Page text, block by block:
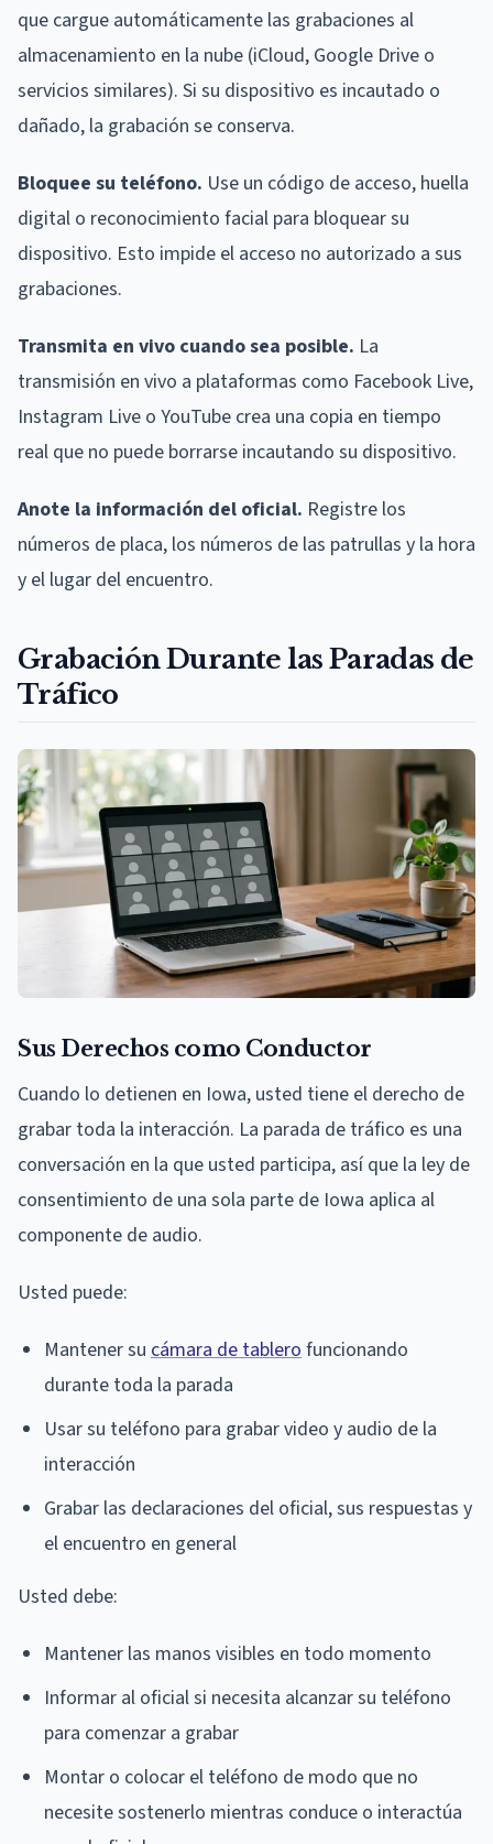
que cargue automáticamente las grabaciones al
almacenamiento en la nube (iCloud, Google Drive o
servicios similares). Si su dispositivo es incautado o
dañado, la grabación se conserva.
Bloquee su teléfono. Use un código de acceso, huella
digital o reconocimiento facial para bloquear su
dispositivo. Esto impide el acceso no autorizado a sus
grabaciones.
Transmita en vivo cuando sea posible. La
transmisión en vivo a plataformas como Facebook Live,
Instagram Live o YouTube crea una copia en tiempo
real que no puede borrarse incautando su dispositivo.
Anote la información del oficial. Registre los
números de placa, los números de las patrullas y la hora
y el lugar del encuentro.
Grabación Durante las Paradas de
Tráfico
Sus Derechos como Conductor
Cuando lo detienen en Iowa, usted tiene el derecho de
grabar toda la interacción. La parada de tráfico es una
conversación en la que usted participa, así que la ley de
consentimiento de una sola parte de Iowa aplica al
componente de audio.
Usted puede:
Mantener su cámara de tablerofuncionando
durante toda la parada
Usar su teléfono para grabar video y audio de la
interacción
Grabar las declaraciones del oficial, sus respuestas y
el encuentro en general
Usted debe:
Mantener las manos visibles en todo momento
Informar al oficial si necesita alcanzar su teléfono
para comenzar a grabar
Montar o colocar el teléfono de modo que no
necesite sostenerlo mientras conduce o interactúa